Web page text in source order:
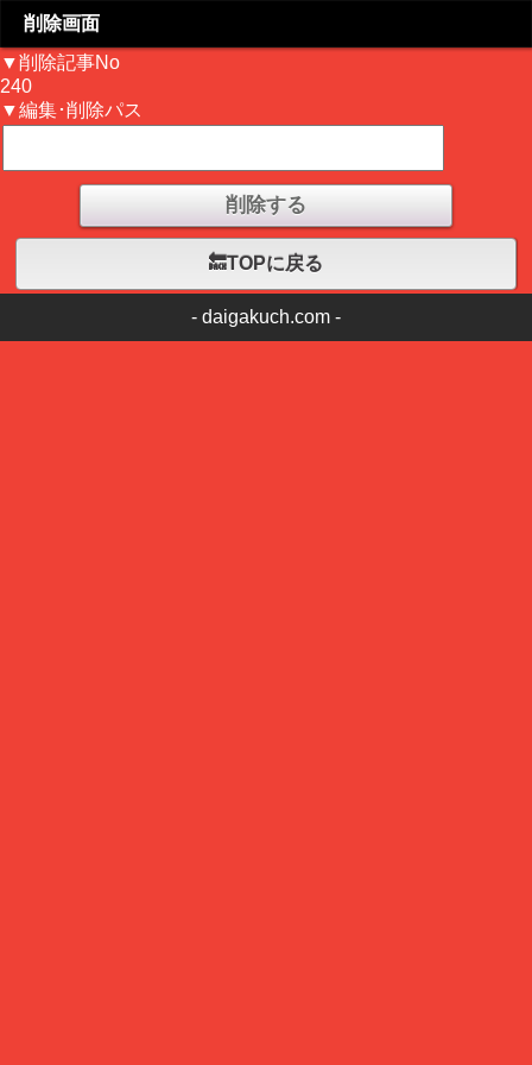
削除画面
▼削除記事No
240
▼編集･削除パス
🔙TOPに戻る
- daigakuch.com -